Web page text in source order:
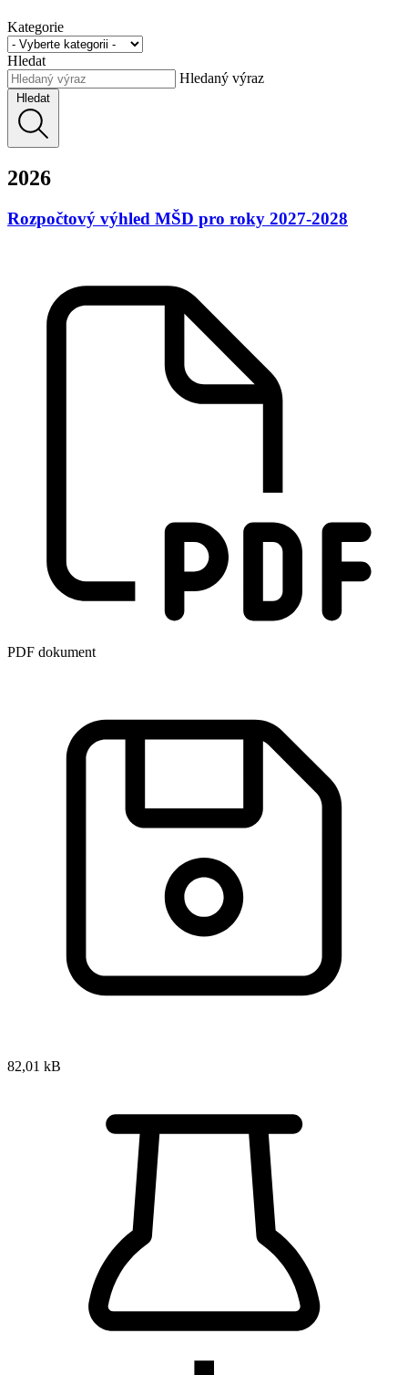
Kategorie
Hledat
Hledaný výraz
Hledat
2026
Rozpočtový výhled MŠD pro roky 2027-2028
PDF dokument
82,01 kB